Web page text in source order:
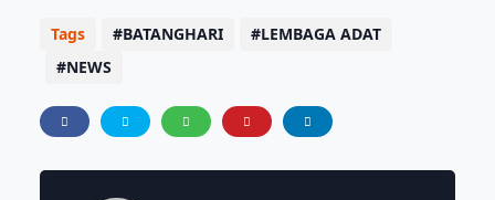
Tags BATANGHARI
LEMBAGA ADAT
NEWS